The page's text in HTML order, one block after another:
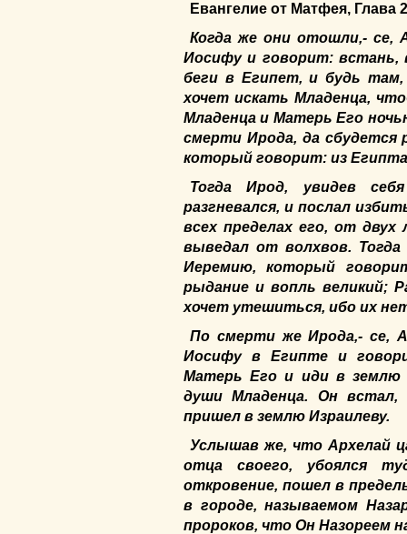
Евангелие от Матфея, Глава
Когда же они отошли,- се,
Иосифу и говорит: встань,
беги в Египет, и будь
хочет искать Младенца,
Младенца и Матерь Его
смерти Ирода, да сбудется
который говорит: из
Тогда Ирод, увидев
разгневался, и послал
всех пределах его, от
выведал от волхвов. Тогда
Иеремию, который
рыдание и вопль великий;
хочет утешиться, ибо их
По смерти же Ирода,- се,
Иосифу в Египте и
Матерь Его и иди в землю
души Младенца. Он
пришел в землю Израилеву.
Услышав же, что Архелай
отца своего, убоялся
откровение, пошел в
в городе, называемом
пророков, что Он Назореем